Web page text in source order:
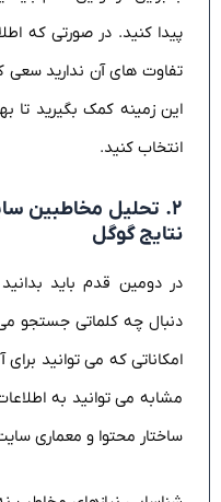
پیدا کنید. در صورتی که
تفاوت های آن ندارید سعی
این زمینه کمک بگیرید تا
انتخاب کنید.
۲. تحلیل مخاطبین
نتایج گوگل
در دومین قدم باید
دنبال چه کلماتی جستجو می
امکاناتی که می توانید
مشابه می توانید به
ساختار محتوا و معماری